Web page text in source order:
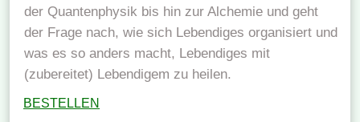
der Quantenphysik bis hin zur Alchemie und geht
der Frage nach, wie sich Lebendiges organisiert und
was es so anders macht, Lebendiges mit
(zubereitet) Lebendigem zu heilen.
BESTELLEN